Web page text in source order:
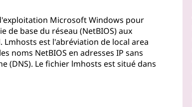
Microsoft Windows pour
base du réseau (NetBIOS) aux
est l'abréviation de local area
noms NetBIOS en adresses IP sans
(DNS). Le fichier lmhosts est situé dans